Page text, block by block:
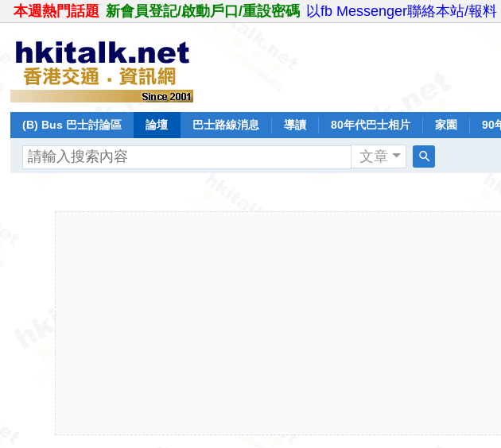
本週熱門話題 新會員登記/啟動戶口/重設密碼 以fb Messenger聯絡本站/報料
(B) Bus 巴士討論區 論壇 巴士路線消息 導讀 80年代巴士相片 家園 90
文章